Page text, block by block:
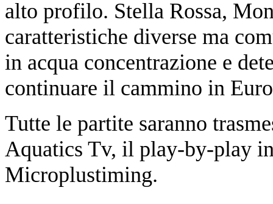
alto profilo. Stella Rossa,
caratteristiche diverse ma
in acqua concentrazione e
continuare il cammino in
Tutte le partite saranno
Aquatics Tv, il play-by-play
Microplustiming.